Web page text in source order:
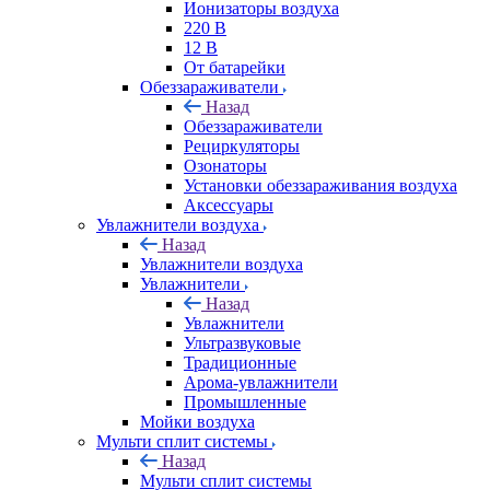
Ионизаторы воздуха
220 В
12 В
От батарейки
Обеззараживатели
Назад
Обеззараживатели
Рециркуляторы
Озонаторы
Установки обеззараживания воздуха
Аксессуары
Увлажнители воздуха
Назад
Увлажнители воздуха
Увлажнители
Назад
Увлажнители
Ультразвуковые
Традиционные
Арома-увлажнители
Промышленные
Мойки воздуха
Мульти сплит системы
Назад
Мульти сплит системы